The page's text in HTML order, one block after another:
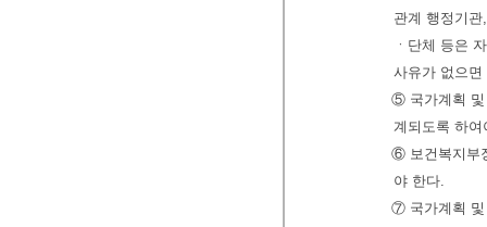
관계 행정기
ㆍ단체 등은
사유가 없으
⑤ 국가계획 및
계되도록 하여
⑥ 보건복지부
야 한다.
⑦ 국가계획 및